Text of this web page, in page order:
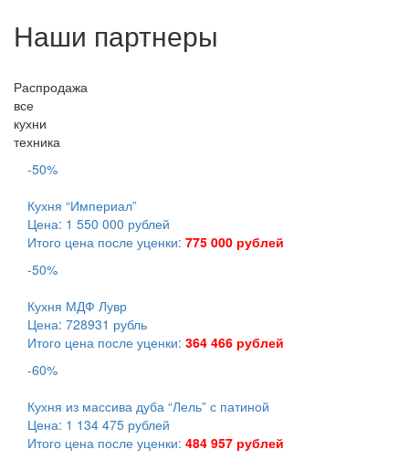
Наши партнеры
Распродажа
все
кухни
техника
-50%
Кухня “Империал”
Цена: 1 550 000 рублей
Итого цена после уценки: 775 000 рублей
-50%
Кухня МДФ Лувр
Цена: 728931 рубль
Итого цена после уценки: 364 466 рублей
-60%
Кухня из массива дуба “Лель” с патиной
Цена: 1 134 475 рублей
Итого цена после уценки: 484 957 рублей